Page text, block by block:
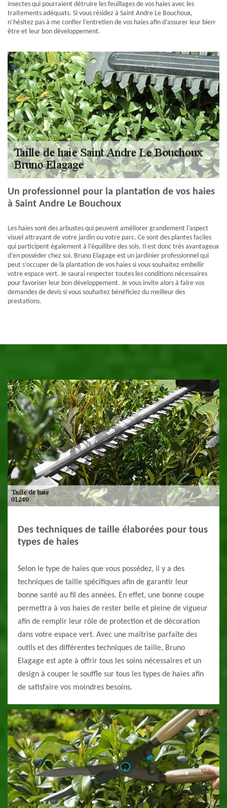
insectes qui pourraient détruire les feuillages de vos haies avec les
traitements adéquats. Si vous résidez à Saint Andre Le Bouchoux,
n’hésitez pas à me confier l’entretien de vos haies afin d’assurer leur bien-
être et leur bon développement.
Un professionnel pour la plantation de vos haies
à Saint Andre Le Bouchoux
Les haies sont des arbustes qui peuvent améliorer grandement l’aspect
visuel attrayant de votre jardin ou votre parc. Ce sont des plantes faciles
qui participent également à l’équilibre des sols. Il est donc très avantageux
d’en posséder chez soi. Bruno Elagage est un jardinier professionnel qui
peut s’occuper de la plantation de vos haies si vous souhaitez embellir
votre espace vert. Je saurai respecter toutes les conditions nécessaires
pour favoriser leur bon développement. Je vous invite alors à faire vos
demandes de devis si vous souhaitez bénéficiez du meilleur des
prestations.
Des techniques de taille élaborées pour tous
types de haies
Selon le type de haies que vous possédez, il y a des
techniques de taille spécifiques afin de garantir leur
bonne santé au fil des années. En effet, une bonne coupe
permettra à vos haies de rester belle et pleine de vigueur
afin de remplir leur rôle de protection et de décoration
dans votre espace vert. Avec une maitrise parfaite des
outils et des différentes techniques de taille, Bruno
Elagage est apte à offrir tous les soins nécessaires et un
design à couper le souffle sur tous les types de haies afin
de satisfaire vos moindres besoins.